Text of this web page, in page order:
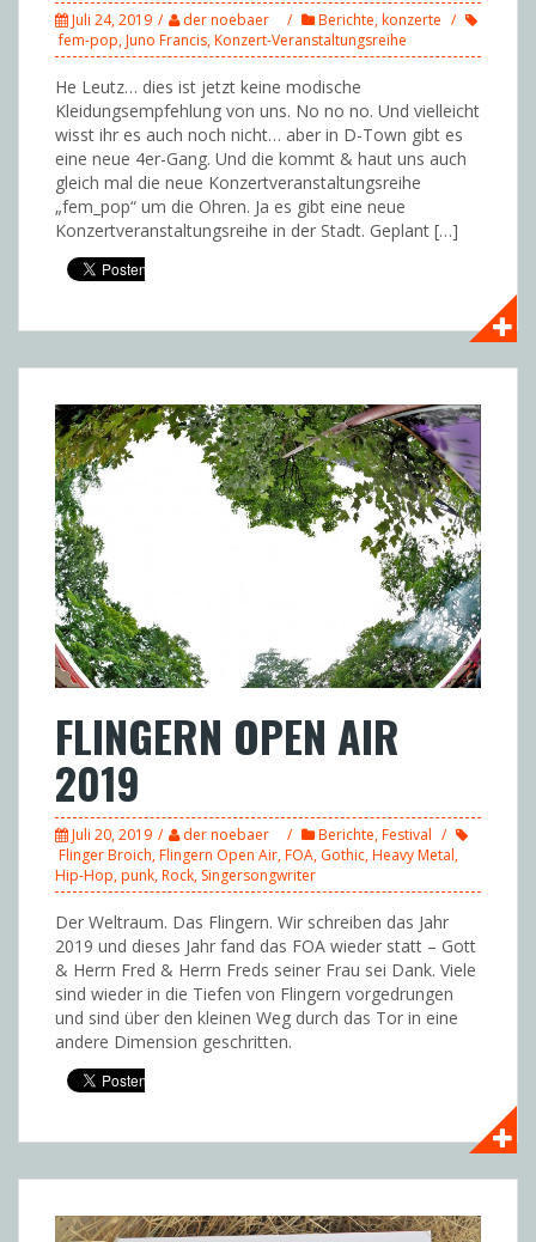
Juli 24, 2019 der noebaer Berichte,konzerte
fem-pop,Juno Francis,Konzert-Veranstaltungsreihe
He Leutz… dies ist jetzt keine modische
Kleidungsempfehlung von uns. No no no. Und vielleicht
wisst ihr es auch noch nicht… aber in D-Town gibt es
eine neue 4er-Gang. Und die kommt & haut uns auch
gleich mal die neue Konzertveranstaltungsreihe
„fem_pop“ um die Ohren. Ja es gibt eine neue
Konzertveranstaltungsreihe in der Stadt. Geplant […]
FLINGERN OPEN AIR
2019
Juli 20, 2019 der noebaer Berichte,Festival
Flinger Broich,Flingern Open Air,FOA, Gothic,Heavy Metal,
Hip-Hop,punk,Rock, Singersongwriter
Der Weltraum. Das Flingern. Wir schreiben das Jahr
2019 und dieses Jahr fand das FOA wieder statt – Gott
& Herrn Fred & Herrn Freds seiner Frau sei Dank. Viele
sind wieder in die Tiefen von Flingern vorgedrungen
und sind über den kleinen Weg durch das Tor in eine
andere Dimension geschritten.